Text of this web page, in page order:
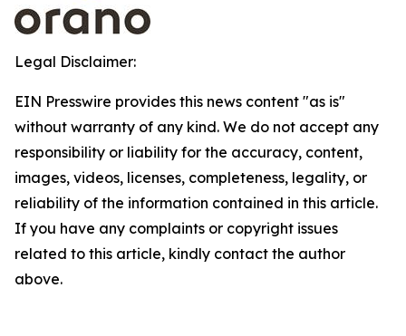
Legal Disclaimer:
EIN Presswire provides this news content "as is"
without warranty of any kind. We do not accept any
responsibility or liability for the accuracy, content,
images, videos, licenses, completeness, legality, or
reliability of the information contained in this article.
If you have any complaints or copyright issues
related to this article, kindly contact the author
above.